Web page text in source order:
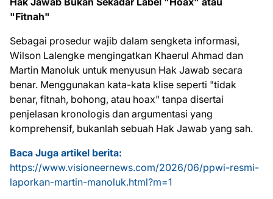
"Fitnah"
Sebagai prosedur wajib dalam sengketa informasi,
Wilson Lalengke mengingatkan Khaerul Ahmad dan
Martin Manoluk untuk menyusun Hak Jawab secara
benar. Menggunakan kata-kata klise seperti "tidak
benar, fitnah, bohong, atau hoax" tanpa disertai
penjelasan kronologis dan argumentasi yang
komprehensif, bukanlah sebuah Hak Jawab yang sah.
Baca Juga artikel berita:
https://www.visioneernews.com/2026/06/ppwi-resmi-
laporkan-martin-manoluk.html?m=1